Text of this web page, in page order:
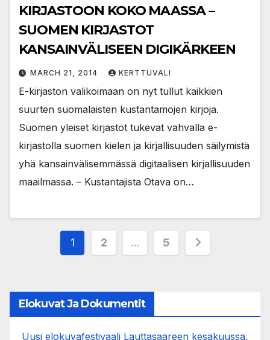
KIRJASTOON KOKO MAASSA –
SUOMEN KIRJASTOT
KANSAINVÄLISEEN DIGIKÄRKEEN
MARCH 21, 2014 KERTTUVALI
E-kirjaston valikoimaan on nyt tullut kaikkien
suurten suomalaisten kustantamojen kirjoja.
Suomen yleiset kirjastot tukevat vahvalla e-
kirjastolla suomen kielen ja kirjallisuuden säilymistä
yhä kansainvälisemmässä digitaalisen kirjallisuuden
maailmassa. – Kustantajista Otava on…
Posts
1 2 … 5
Elokuvat Ja Dokumentit
Uusi elokuvafestivaali Lauttasaareen kesäkuussa.